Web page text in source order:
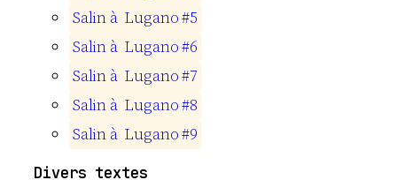
Salin à Lugano#5
Salin à Lugano#6
Salin à Lugano#7
Salin à Lugano#8
Salin à Lugano#9
Divers textes